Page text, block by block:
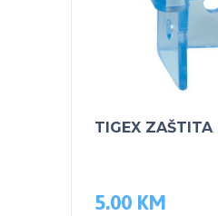
TIGEX ZAŠTITA
5.00 KM